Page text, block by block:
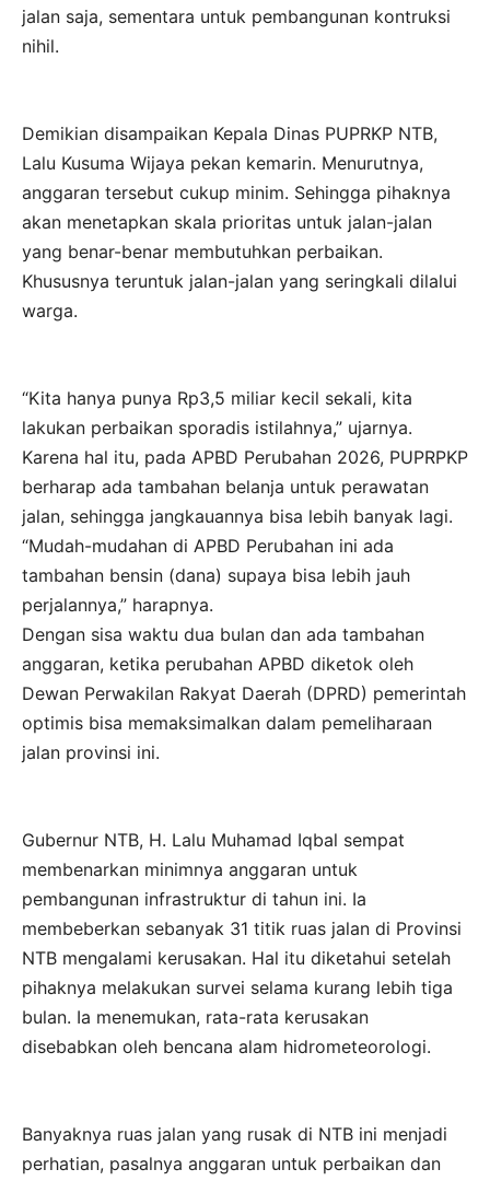
jalan saja, sementara untuk pembangunan kontruksi
nihil.
Demikian disampaikan Kepala Dinas PUPRKP NTB,
Lalu Kusuma Wijaya pekan kemarin. Menurutnya,
anggaran tersebut cukup minim. Sehingga pihaknya
akan menetapkan skala prioritas untuk jalan-jalan
yang benar-benar membutuhkan perbaikan.
Khususnya teruntuk jalan-jalan yang seringkali dilalui
warga.
“Kita hanya punya Rp3,5 miliar kecil sekali, kita
lakukan perbaikan sporadis istilahnya,” ujarnya.
Karena hal itu, pada APBD Perubahan 2026, PUPRPKP
berharap ada tambahan belanja untuk perawatan
jalan, sehingga jangkauannya bisa lebih banyak lagi.
“Mudah-mudahan di APBD Perubahan ini ada
tambahan bensin (dana) supaya bisa lebih jauh
perjalannya,” harapnya.
Dengan sisa waktu dua bulan dan ada tambahan
anggaran, ketika perubahan APBD diketok oleh
Dewan Perwakilan Rakyat Daerah (DPRD) pemerintah
optimis bisa memaksimalkan dalam pemeliharaan
jalan provinsi ini.
Gubernur NTB, H. Lalu Muhamad Iqbal sempat
membenarkan minimnya anggaran untuk
pembangunan infrastruktur di tahun ini. Ia
membeberkan sebanyak 31 titik ruas jalan di Provinsi
NTB mengalami kerusakan. Hal itu diketahui setelah
pihaknya melakukan survei selama kurang lebih tiga
bulan. Ia menemukan, rata-rata kerusakan
disebabkan oleh bencana alam hidrometeorologi.
Banyaknya ruas jalan yang rusak di NTB ini menjadi
perhatian, pasalnya anggaran untuk perbaikan dan